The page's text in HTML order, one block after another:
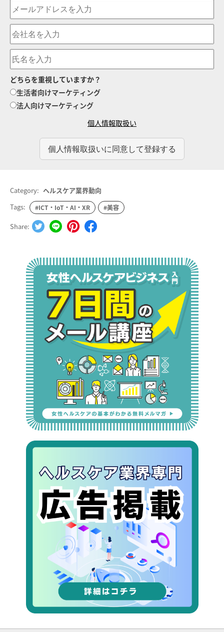
どちらを重視していますか？
生活者向けマーケティング
法人向けマーケティング
個人情報取扱い
Category: ヘルスケア業界動向
Tags:
#ICT・IoT・AI・XR #美容
Share: